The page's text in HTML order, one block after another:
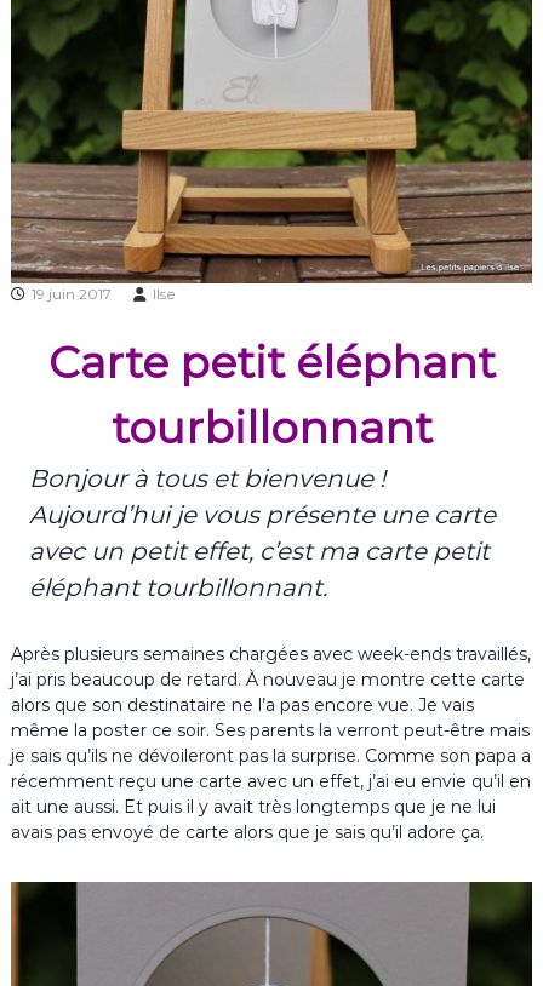
19 juin 2017 Ilse
Carte petit éléphant
tourbillonnant
Bonjour à tous et bienvenue !
Aujourd’hui je vous présente une carte
avec un petit effet, c’est ma carte petit
éléphant tourbillonnant.
Après plusieurs semaines chargées avec week-ends travaillés,
j’ai pris beaucoup de retard. À nouveau je montre cette carte
alors que son destinataire ne l’a pas encore vue. Je vais
même la poster ce soir. Ses parents la verront peut-être mais
je sais qu’ils ne dévoileront pas la surprise. Comme son papa a
récemment reçu une carte avec un effet, j’ai eu envie qu’il en
ait une aussi. Et puis il y avait très longtemps que je ne lui
avais pas envoyé de carte alors que je sais qu’il adore ça.